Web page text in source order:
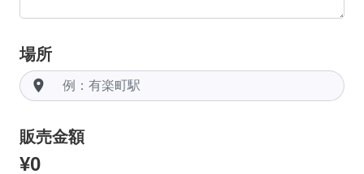
場所
room
販売金額
¥0